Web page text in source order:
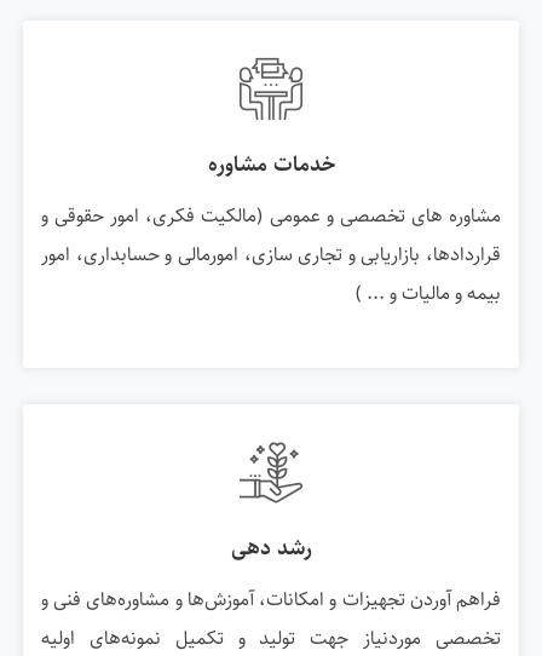
خدمات مشاوره
مشاوره های تخصصی و عمومی (مالکیت فکری، امور حقوقی و
قراردادها، بازاریابی و تجاری سازی، امورمالی و حسابداری، امور
بیمه و مالیات و ... )
رشد دهی
فراهم آوردن تجهیزات و امکانات، آموزش‌ها و مشاوره‌های فنی و
تخصصی موردنیاز جهت تولید و تکمیل نمونه‌های اولیه